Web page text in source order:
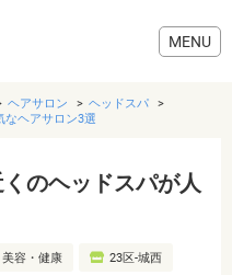
ヘアサロン
ヘッドスパ
なヘアサロン3選
くのヘッドスパが人
美容・健康 23区-城西